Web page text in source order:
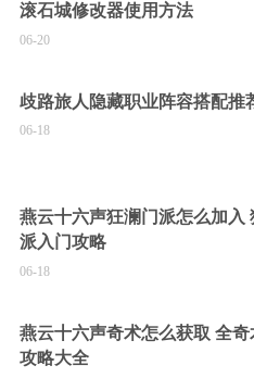
滚石城修改器使用方法
06-20
歧路旅人隐藏职业阵容搭配推
06-18
燕云十六声狂澜门派怎么加入
派入门攻略
06-18
燕云十六声奇术怎么获取 全奇
攻略大全